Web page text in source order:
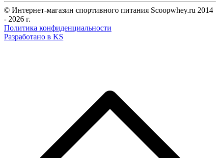
© Интернет-магазин спортивного питания Scoopwhey.ru 2014
- 2026 г.
Политика конфиденциальности
Разработано в KS